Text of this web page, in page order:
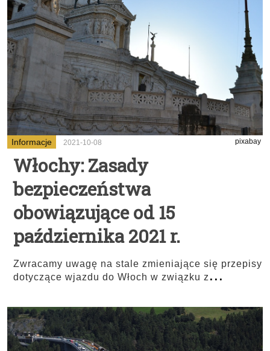
Informacje 2021-10-08 pixabay
Włochy: Zasady
bezpieczeństwa
obowiązujące od 15
października 2021 r.
Zwracamy uwagę na stale zmieniające się przepisy
dotyczące wjazdu do Włoch w związku z...